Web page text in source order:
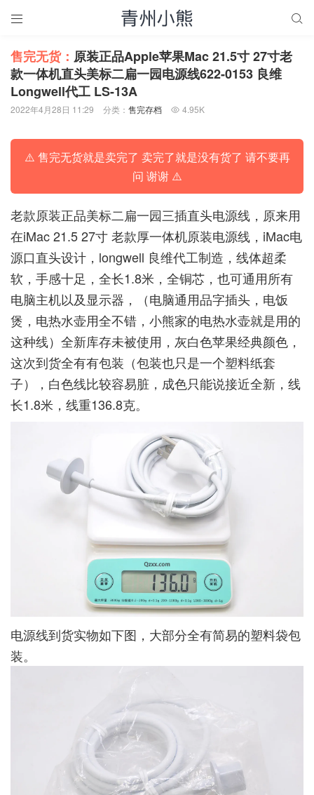
 
售完无货： 原装正品Apple苹果Mac 21.5寸 27寸老
款一体机直头美标二扁一园电源线622-0153 良维
Longwell代工 LS-13A
2022年4月28日 11:29 分类： 售完存档  4.95K
⚠️ 售完无货就是卖完了 卖完了就是没有货了 请不要再
问 谢谢 ⚠️
老款原装正品美标二扁一园三插直头电源线，原来用
在iMac 21.5 27寸 老款厚一体机原装电源线，iMac电
源口直头设计，longwell 良维代工制造，线体超柔
软，手感十足，全长1.8米，全铜芯，也可通用所有
电脑主机以及显示器，（电脑通用品字插头，电饭
煲，电热水壶用全不错，小熊家的电热水壶就是用的
这种线）全新库存未被使用，灰白色苹果经典颜色，
这次到货全有有包装（包装也只是一个塑料纸套
子），白色线比较容易脏，成色只能说接近全新，线
长1.8米，线重136.8克。
电源线到货实物如下图，大部分全有简易的塑料袋包
装。